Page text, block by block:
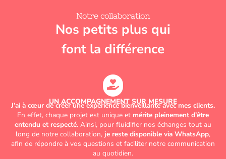
Notre collaboration
Nos petits plus qui
font la différence
UN ACCOMPAGNEMENT SUR MESURE
J’ai à cœur de créer une expérience bienveillante avec mes clients.
En effet, chaque projet est unique et mérite pleinement d’être
entendu et respecté. Ainsi, pour fluidifier nos échanges tout au
long de notre collaboration, je reste disponible via WhatsApp,
afin de répondre à vos questions et faciliter notre communication
au quotidien.